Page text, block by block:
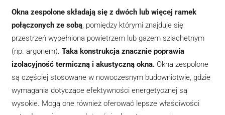
Okna zespolone składają się z dwóch lub więcej ramek
połączonych ze sobą, pomiędzy którymi znajduje się
przestrzeń wypełniona powietrzem lub gazem szlachetnym
(np. argonem). Taka konstrukcja znacznie poprawia
izolacyjność termiczną i akustyczną okna. Okna zespolone
są częściej stosowane w nowoczesnym budownictwie, gdzie
wymagania dotyczące efektywności energetycznej są
wysokie. Mogą one również oferować lepsze właściwości